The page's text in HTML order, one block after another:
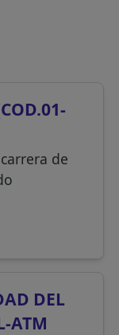
de
DEL
ATM